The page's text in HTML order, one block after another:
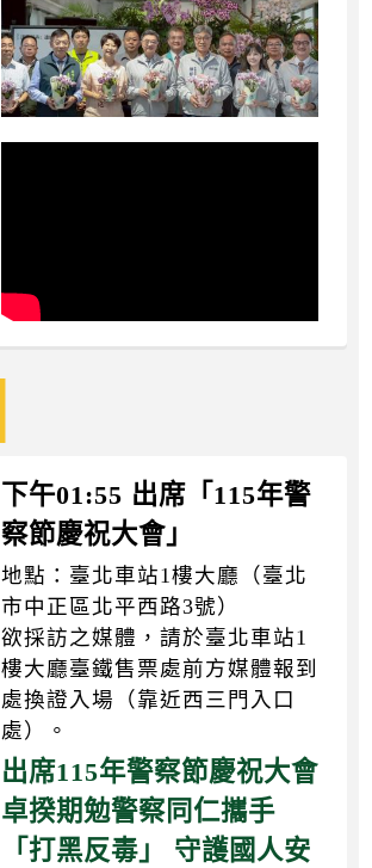
下午01:55 出席「115年警
察節慶祝大會」
地點：臺北車站1樓大廳（臺北
市中正區北平西路3號）
欲採訪之媒體，請於臺北車站1
樓大廳臺鐵售票處前方媒體報到
處換證入場（靠近西三門入口
處）。
出席115年警察節慶祝大會
卓揆期勉警察同仁攜手
「打黑反毒」 守護國人安